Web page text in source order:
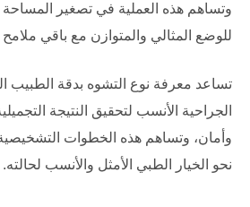
وتساهم هذه العملية في تصغير المساحة
للوضع المثالي والمتوازن مع باقي
تساعد معرفة نوع التشوه بدقة الطبيب
الجراحية الأنسب لتحقيق النتيجة
وأمان، وتساهم هذه الخطوات
نحو الخيار الطبي الأمثل والأنسب لحالته.